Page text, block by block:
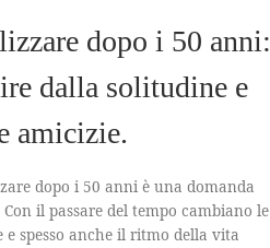
dopo i 50 anni:
dalla solitudine e
amicizie.
dopo i 50 anni è una domanda
il passare del tempo cambiano le
spesso anche il ritmo della vita